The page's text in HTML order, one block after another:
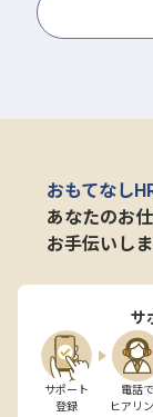
おもてなし
あなたのお
お手伝いしま
サ
サポート
登録
電話で
ヒアリ